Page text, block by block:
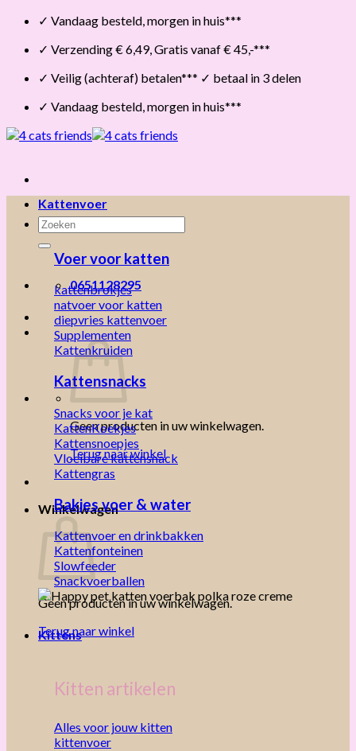
Skip
content
✓ Vandaag besteld, morgen in huis***
✓ Verzending € 6,49, Gratis vanaf € 45,-***
✓ Veilig (achteraf) betalen*** ✓ betaal in 3 delen
✓ Vandaag besteld, morgen in huis***
Zoeken
naar:
0651128295
Geen producten in uw winkelwagen.
Terug naar winkel
Winkelwagen
Geen producten in uw winkelwagen.
Terug naar winkel
Kattenvoer
Voer voor katten
kattenbrokjes
natvoer voor katten
diepvries kattenvoer
Supplementen
Kattenkruiden
Kattensnacks
Snacks voor je kat
KattenKoekjes
Kattensnoepjes
Vloeibare kattensnack
Kattengras
Bakjes voer & water
Kattenvoer en drinkbakken
Kattenfonteinen
Slowfeeder
Snackvoerballen
Kittens
Kitten artikelen
Alles voor jouw kitten
kittenvoer